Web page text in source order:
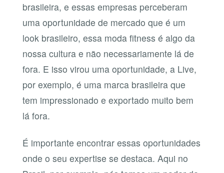
brasileira, e essas empresas perceberam
uma oportunidade de mercado que é um
look brasileiro, essa moda fitness é algo da
nossa cultura e não necessariamente lá de
fora. E isso virou uma oportunidade, a Live,
por exemplo, é uma marca brasileira que
tem impressionado e exportado muito bem
lá fora.
É importante encontrar essas oportunidades
onde o seu expertise se destaca. Aqui no